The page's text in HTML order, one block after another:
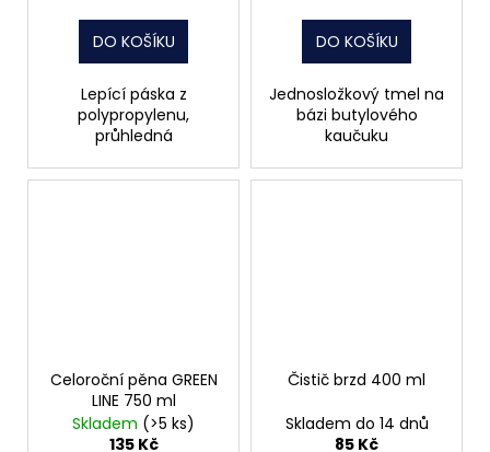
DO KOŠÍKU
Lepící páska z
polypropylenu,
průhledná
DO KOŠÍKU
Jednosložkový tmel na
bázi butylového
kaučuku
Celoroční pěna GREEN
LINE 750 ml
Skladem (>5 ks)
135 Kč
Čistič brzd 400 ml
Skladem do 14 dnů
85 Kč